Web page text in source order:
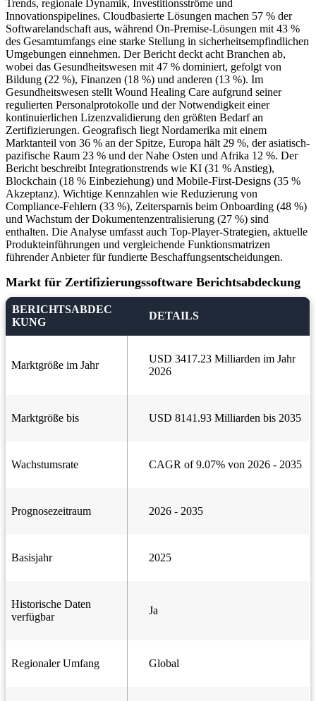
Trends, regionale Dynamik, Investitionsströme und
Innovationspipelines. Cloudbasierte Lösungen machen 57 % der
Softwarelandschaft aus, während On-Premise-Lösungen mit 43 %
des Gesamtumfangs eine starke Stellung in sicherheitsempfindlichen
Umgebungen einnehmen. Der Bericht deckt acht Branchen ab,
wobei das Gesundheitswesen mit 47 % dominiert, gefolgt von
Bildung (22 %), Finanzen (18 %) und anderen (13 %). Im
Gesundheitswesen stellt Wound Healing Care aufgrund seiner
regulierten Personalprotokolle und der Notwendigkeit einer
kontinuierlichen Lizenzvalidierung den größten Bedarf an
Zertifizierungen. Geografisch liegt Nordamerika mit einem
Marktanteil von 36 % an der Spitze, Europa hält 29 %, der asiatisch-
pazifische Raum 23 % und der Nahe Osten und Afrika 12 %. Der
Bericht beschreibt Integrationstrends wie KI (31 % Anstieg),
Blockchain (18 % Einbeziehung) und Mobile-First-Designs (35 %
Akzeptanz). Wichtige Kennzahlen wie Reduzierung von
Compliance-Fehlern (33 %), Zeitersparnis beim Onboarding (48 %)
und Wachstum der Dokumentenzentralisierung (27 %) sind
enthalten. Die Analyse umfasst auch Top-Player-Strategien, aktuelle
Produkteinführungen und vergleichende Funktionsmatrizen
führender Anbieter für fundierte Beschaffungsentscheidungen.
Markt für Zertifizierungssoftware Berichtsabdeckung
BERICHTSABDEC
KUNG
DETAILS
Marktgröße im Jahr
USD 3417.23 Milliarden im Jahr
2026
Marktgröße bis USD 8141.93 Milliarden bis 2035
Wachstumsrate CAGR of 9.07% von 2026 - 2035
Prognosezeitraum 2026 - 2035
Basisjahr 2025
Historische Daten
verfügbar
Ja
Regionaler Umfang Global